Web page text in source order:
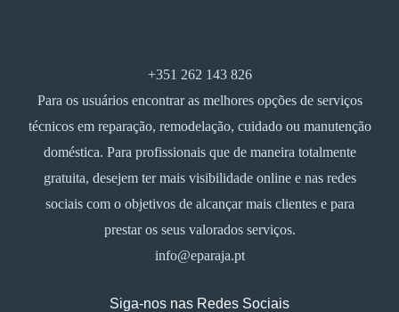
+351 262 143 826
Para os usuários encontrar as melhores opções de serviços
técnicos em reparação, remodelação, cuidado ou manutenção
doméstica. Para profissionais que de maneira totalmente
gratuita, desejem ter mais visibilidade online e nas redes
sociais com o objetivos de alcançar mais clientes e para
prestar os seus valorados serviços.
info@eparaja.pt
Siga-nos nas Redes Sociais